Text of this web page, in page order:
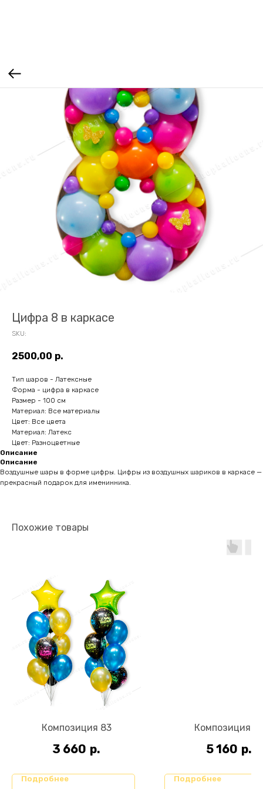
Цифра 8 в каркасе
SKU:
2500,00 р.
Тип шаров - Латексные
Форма - цифра в каркасе
Размер - 100 см
Материал: Все материалы
Цвет: Все цвета
Материал: Латекс
Цвет: Разноцветные
Описание
Описание
Воздушные шары в форме цифры. Цифры из воздушных шариков в каркасе —
прекрасный подарок для именинника.
Похожие товары
Композиция 83
3 660 р.
Подробнее
Композиция
5 160 р.
Подробнее